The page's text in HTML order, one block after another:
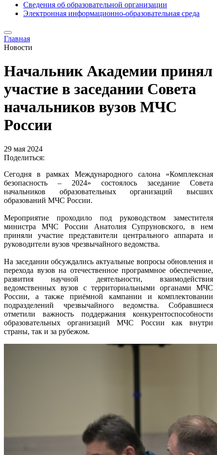
Сведения об образовательной организации
Электронная информационно-образовательная среда
Главная
Новости
Начальник Академии принял
участие в заседании Совета
начальников вузов МЧС
России
29 мая 2024
Поделиться:
Сегодня в рамках Международного салона «Комплексная
безопасность – 2024» состоялось заседание Совета
начальников образовательных организаций высших
образований МЧС России.
Мероприятие проходило под руководством заместителя
министра МЧС России Анатолия Супруновского, в нем
приняли участие представители центрального аппарата и
руководители вузов чрезвычайного ведомства.
На заседании обсуждались актуальные вопросы обновления и
перехода вузов на отечественное программное обеспечение,
развития научной деятельности, взаимодействия
ведомственных вузов c территориальными органами МЧС
России, а также приёмной кампании и комплектовании
подразделений чрезвычайного ведомства. Собравшиеся
отметили важность поддержания конкурентоспособности
образовательных организаций МЧС России как внутри
страны, так и за рубежом.